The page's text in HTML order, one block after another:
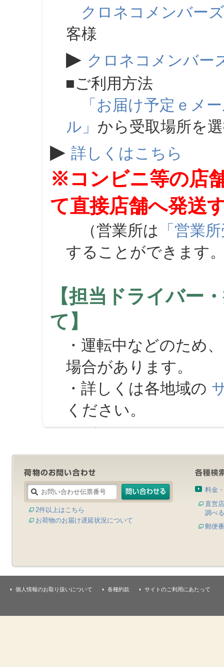
クロネコメンバーズ
客様
▶ クロネコメンバー
■ご利用方法
「お届け予定ｅメ
ル」 から受取場所を
▶ 詳しくはこちら
※コンビニ等の店
て直接店舗へ発送
（営業所は 「営業
することができます
【担当ドライバー
て】
・運転中などのため
場合があります。
・詳しくは各地域の
ください。
2件以上はこちら
お荷物のお届け遅延状況について
料金
直営
調べる
郵便
個人情報のお取り扱いについて 各種約款 サイトのご利用にあたって